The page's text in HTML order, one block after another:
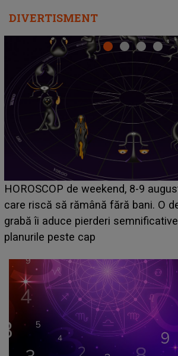
DIVERTISMENT
Emanuel a ținut ACEST DETALIU
acum! În fața Alexandrei,
face o MĂRTURISIRE
sa: "I-am spus și ei în față, eu nu te